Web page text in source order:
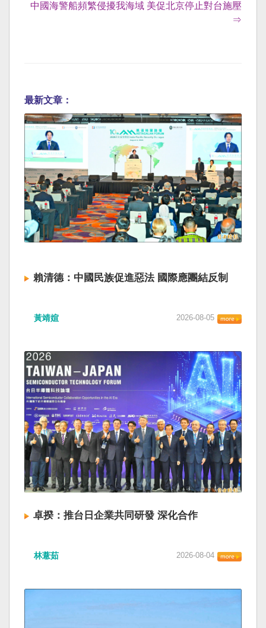
中國海警船頻繁侵擾我海域 美促北京停止對台施壓
⇒
最新文章：
賴清德：中國民族促進惡法 國際應團結反制
黃靖媗 2026-08-05
卓揆：推台日企業共同研發 深化合作
林薏茹 2026-08-04